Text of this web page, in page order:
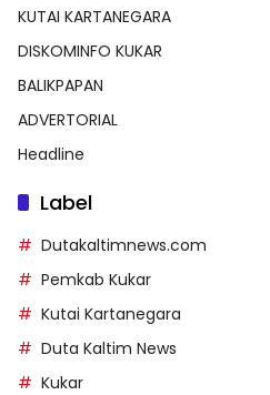
KUTAI KARTANEGARA
DISKOMINFO KUKAR
BALIKPAPAN
ADVERTORIAL
Headline
Label
Dutakaltimnews.com
Pemkab Kukar
Kutai Kartanegara
Duta Kaltim News
Kukar